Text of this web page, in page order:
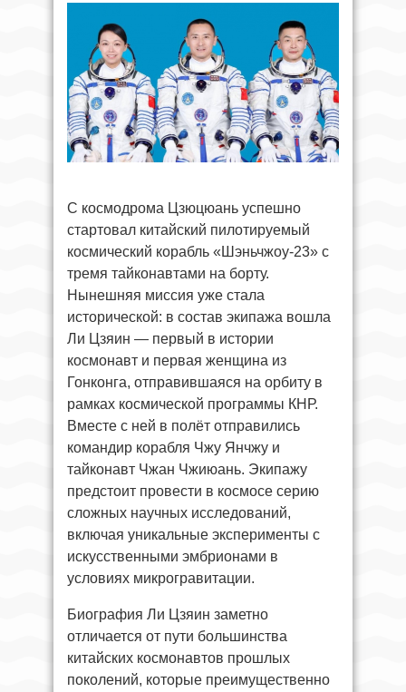
С космодрома Цзюцюань успешно
стартовал китайский пилотируемый
космический корабль «Шэньчжоу-23» с
тремя тайконавтами на борту.
Нынешняя миссия уже стала
исторической: в состав экипажа вошла
Ли Цзяин — первый в истории
космонавт и первая женщина из
Гонконга, отправившаяся на орбиту в
рамках космической программы КНР.
Вместе с ней в полёт отправились
командир корабля Чжу Янчжу и
тайконавт Чжан Чжиюань. Экипажу
предстоит провести в космосе серию
сложных научных исследований,
включая уникальные эксперименты с
искусственными эмбрионами в
условиях микрогравитации.
Биография Ли Цзяин заметно
отличается от пути большинства
китайских космонавтов прошлых
поколений, которые преимущественно